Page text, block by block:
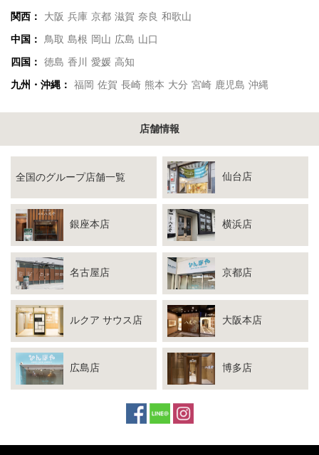
関西：
大阪 兵庫 京都 滋賀 奈良 和歌山
中国：
鳥取 島根 岡山 広島 山口
四国：
徳島 香川 愛媛 高知
九州・沖縄：
福岡 佐賀 長崎 熊本 大分 宮崎 鹿児島 沖縄
店舗情報
全国のグループ店舗一覧 仙台店
銀座本店 横浜店
名古屋店 京都店
ルクア サウス店 大阪本店
広島店 博多店